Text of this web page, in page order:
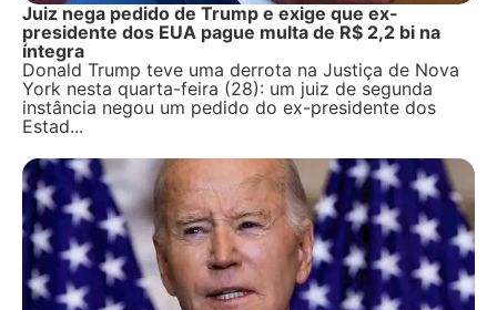
Juiz nega pedido de Trump e exige que ex-
presidente dos EUA pague multa de R$ 2,2 bi na
íntegra
Donald Trump teve uma derrota na Justiça de Nova
York nesta quarta-feira (28): um juiz de segunda
instância negou um pedido do ex-presidente dos
Estad...